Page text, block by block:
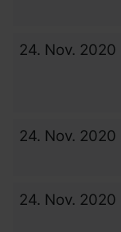
24. Nov. 2020
24. Nov. 2020
24. Nov. 2020